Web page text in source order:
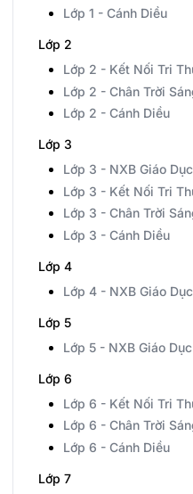
Lớp 1 - Cánh Diều
Lớp 2
Lớp 2 - Kết Nối Tri
Lớp 2 - Chân Trời
Lớp 2 - Cánh Diều
Lớp 3
Lớp 3 - NXB Giáo Dục
Lớp 3 - Kết Nối Tri
Lớp 3 - Chân Trời
Lớp 3 - Cánh Diều
Lớp 4
Lớp 4 - NXB Giáo Dục
Lớp 5
Lớp 5 - NXB Giáo Dục
Lớp 6
Lớp 6 - Kết Nối Tri
Lớp 6 - Chân Trời
Lớp 6 - Cánh Diều
Lớp 7